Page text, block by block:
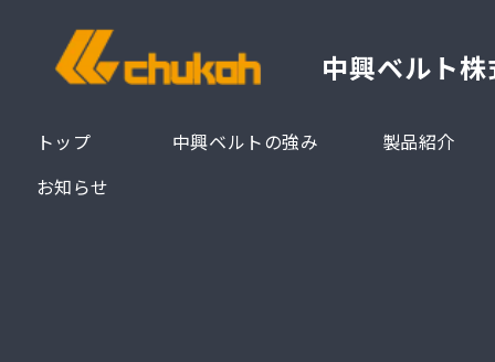
中興ベルト
トップ
お知らせ
中興ベルトの強み 製品紹介